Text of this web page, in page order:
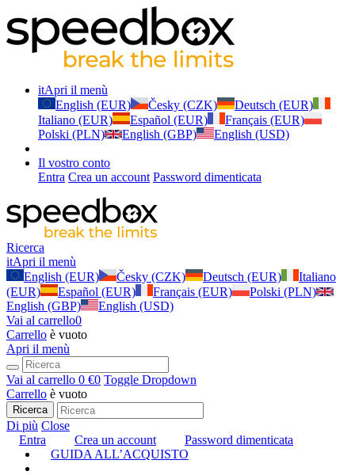
itApri il menù
English (EUR)
Česky (CZK)
Deutsch (EUR)
Italiano (EUR)
Español (EUR)
Français (EUR)
Polski (PLN)
English (GBP) English (USD)
Il vostro conto
Entra Crea un account Password dimenticata
Ricerca
itApri il menù
English (EUR)
Česky (CZK) Deutsch (EUR)
Italiano
(EUR)
Español (EUR) Français (EUR)
Polski (PLN)
English (GBP)
English (USD)
Vai al carrello0
Carrello è vuoto
Apri il menù
Vai al carrello 0 €0 Toggle Dropdown
Carrello è vuoto
Ricerca
Di più Close
Entra
Crea un account
Password dimenticata
GUIDA ALL’ACQUISTO